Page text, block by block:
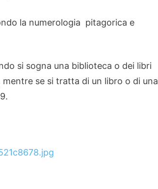
la numerologia pitagorica e
si sogna una biblioteca o dei libri
se si tratta di un libro o di una